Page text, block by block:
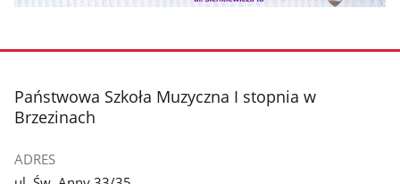
stopka
Państwowa Szkoła Muzyczna I stopnia w
Brzezinach
ADRES